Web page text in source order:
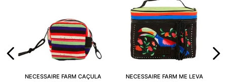
NECESSAIRE FARM CAÇULA
NECESSAIRE FARM ME LEVA